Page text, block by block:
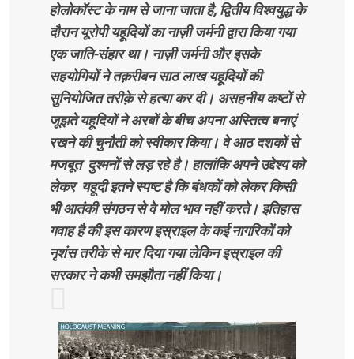
होलोकॉस्ट के नाम से जाना जाता है, द्वितीय विश्वयुद्ध के
दौरान यूरोपी यहूदियों का नाज़ी जर्मनी द्वारा किया गया
एक जाति-संहार था। नाज़ी जर्मनी और इसके
सहयोगियों ने तक़रीबन साठ लाख यहूदियों की
सुनियोजित तरीक़े से हत्या कर दी। असहनीय कष्टों से
जूझते यहूदियों ने अरबों के बीच अपना अस्तित्व बनाएं
रखने की चुनौती को स्वीकार किया। वे आठ दशकों से
मजबूत दुश्मनों से लड़ रहे है। हालांकि अपने उद्देश्य को
लेकर यहूदी इतने स्पष्ट है कि बंधकों को लेकर किसी
भी आतंकी संगठन से वे मोल भाव नहीं करते। इतिहास
गवाह है की इस कारण इस्राइल के कई नागरिकों को
नृशंस तरीके से मार दिया गया लेकिन इस्राइल की
सरकार ने कभी समझौता नहीं किया।